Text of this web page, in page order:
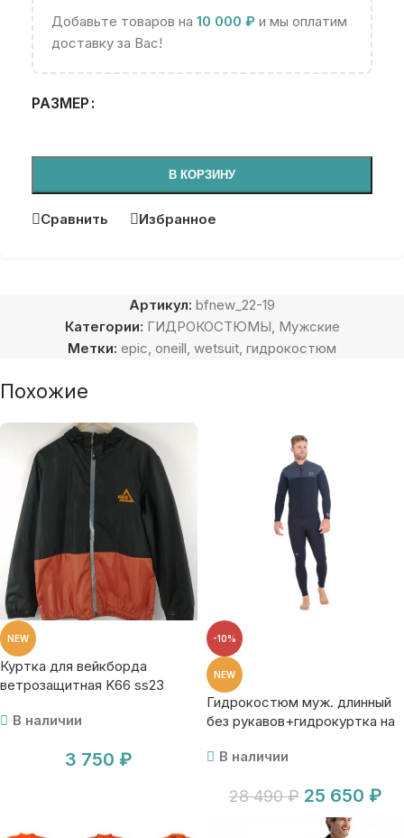
Добавьте товаров на 10 000 ₽ и мы оплатим
доставку за Вас!
РАЗМЕР
В КОРЗИНУ
Сравнить Избранное
Артикул: bfnew_22-19
Категории: ГИДРОКОСТЮМЫ, Мужские
Метки: epic, oneill, wetsuit, гидрокостюм
Похожие
NEW
Куртка для вейкборда
ветрозащитная K66 ss23
В наличии
3 750 ₽
-10%
NEW
Гидрокостюм муж. длинный
без рукавов+гидрокуртка на
John+Jacket blk
В наличии
28 490₽ 25 650 ₽